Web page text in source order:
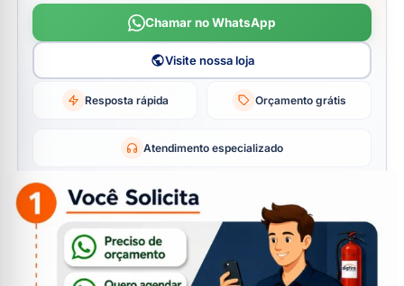
Chamar no WhatsApp
Visite nossa loja
Resposta rápida Orçamento grátis
Atendimento especializado